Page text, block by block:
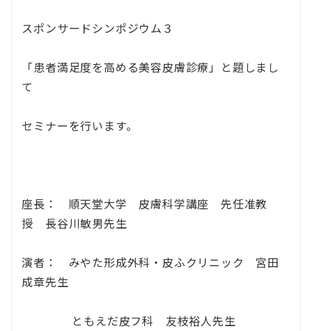
スポンサードシンポジウム３
「患者満足度を高める美容皮膚診療」と題しまし
て
セミナーを行います。
座長： 順天堂大学 皮膚科学講座 先任准教
授 長谷川敏男先生
演者： みやた形成外科・皮ふクリニック 宮田
成章先生
ともえだ皮フ科 友枝裕人先生